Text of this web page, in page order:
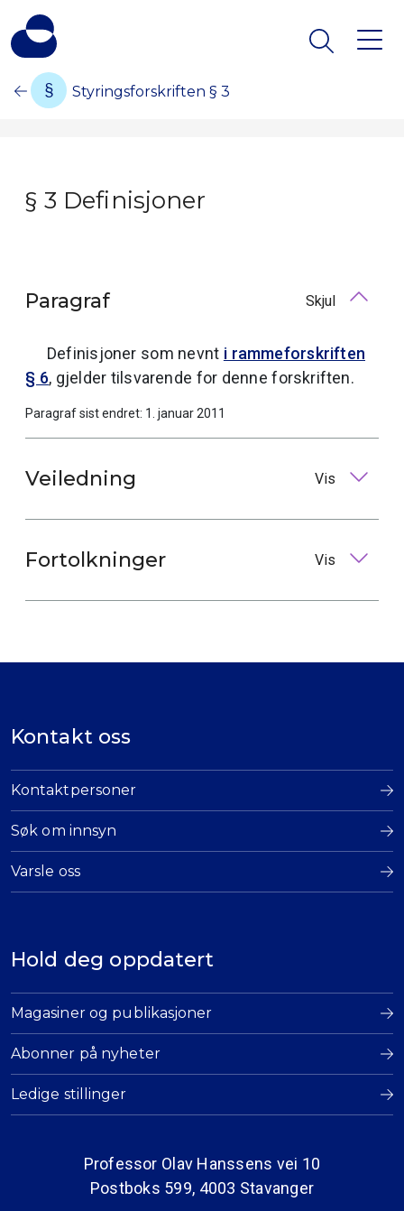
Styringsforskriften § 3
§ 3 Definisjoner
Paragraf Skjul
Definisjoner som nevnt i rammeforskriften
§ 6, gjelder tilsvarende for denne forskriften.
Paragraf sist endret: 1. januar 2011
Veiledning Vis
Fortolkninger Vis
Kontakt oss
Kontaktpersoner
Søk om innsyn
Varsle oss
Hold deg oppdatert
Magasiner og publikasjoner
Abonner på nyheter
Ledige stillinger
Professor Olav Hanssens vei 10
Postboks 599, 4003 Stavanger